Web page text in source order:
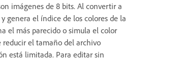
imágenes de 8 bits. Al convertir a
genera el índice de los colores de la
el más parecido o simula el color
reducir el tamaño del archivo
está limitada. Para editar sin